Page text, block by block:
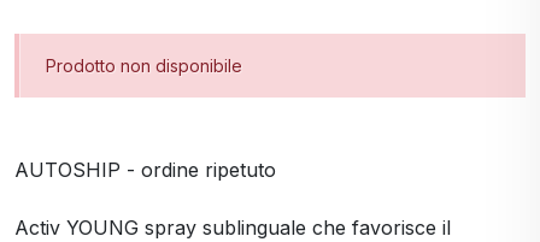
Prodotto non disponibile
AUTOSHIP - ordine ripetuto
Activ YOUNG spray sublinguale che favorisce il